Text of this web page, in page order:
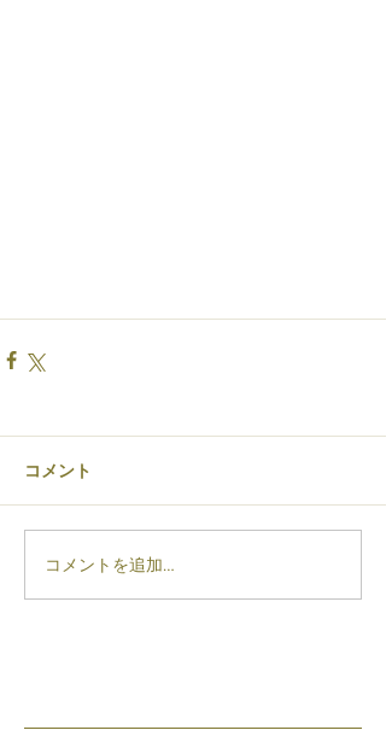
コメント
コメントを追加…